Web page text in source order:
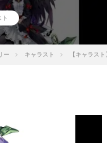
ト
ー キャラスト 【キャラス